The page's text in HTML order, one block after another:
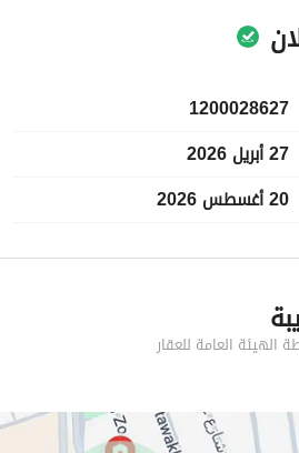
1200028627
27 أبريل 2026
20 أغسطس 2026
زارع النجار
العامة للعقار